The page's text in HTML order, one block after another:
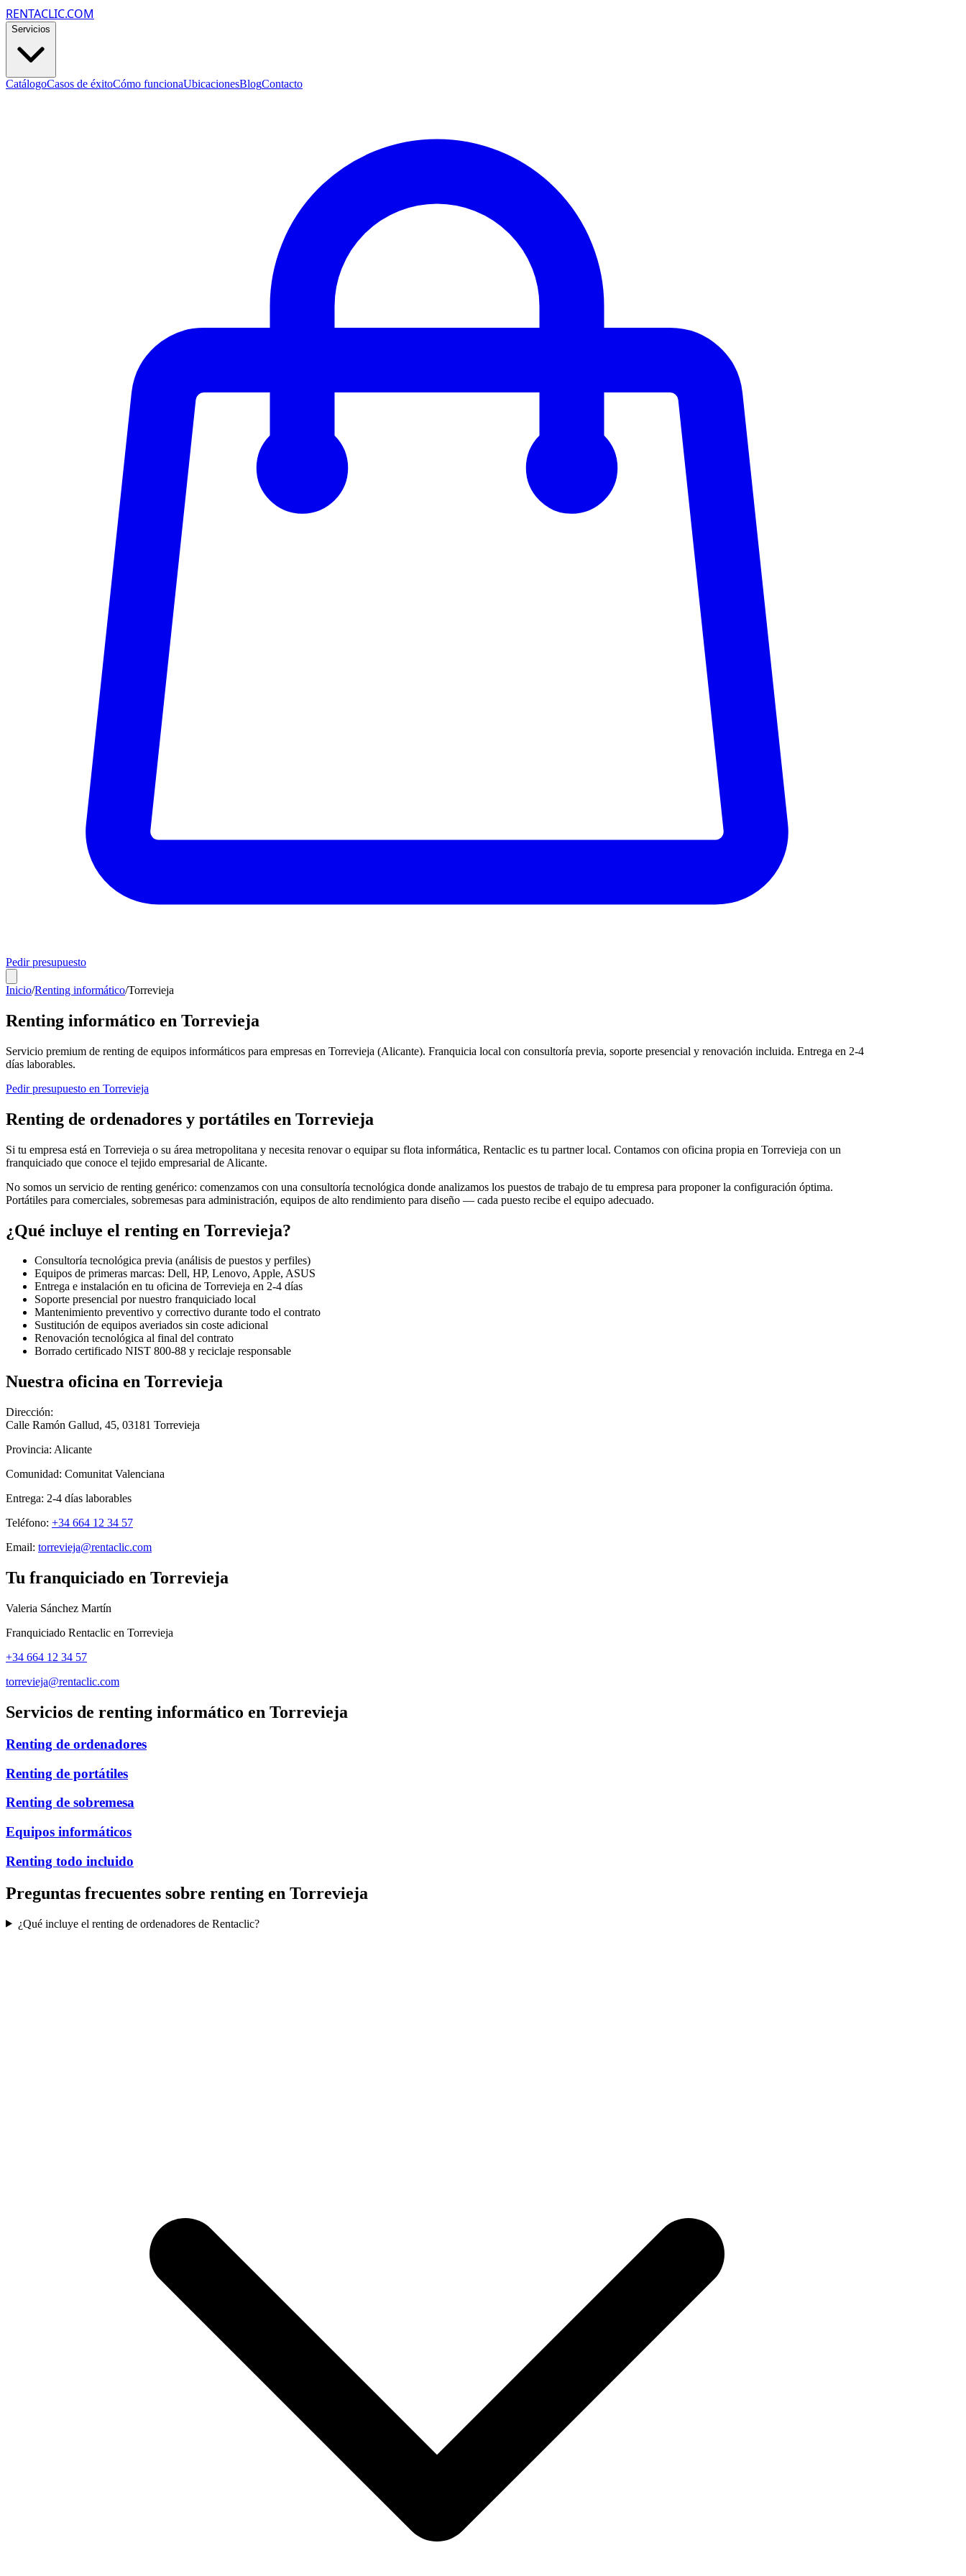
RENTACLIC.COM
Servicios
CatálogoCasos de éxitoCómo funcionaUbicacionesBlogContacto
Pedir presupuesto
Inicio/Renting informático/Torrevieja
Renting informático en Torrevieja
Servicio premium de renting de equipos informáticos para empresas en Torrevieja (Alicante). Franquicia local con consultoría previa, soporte presencial y renovación incluida. Entrega en 2-4
días laborables.
Pedir presupuesto en Torrevieja
Renting de ordenadores y portátiles en Torrevieja
Si tu empresa está en Torrevieja o su área metropolitana y necesita renovar o equipar su flota informática, Rentaclic es tu partner local. Contamos con oficina propia en Torrevieja con un
franquiciado que conoce el tejido empresarial de Alicante.
No somos un servicio de renting genérico: comenzamos con una consultoría tecnológica donde analizamos los puestos de trabajo de tu empresa para proponer la configuración óptima.
Portátiles para comerciales, sobremesas para administración, equipos de alto rendimiento para diseño — cada puesto recibe el equipo adecuado.
¿Qué incluye el renting en Torrevieja?
Consultoría tecnológica previa (análisis de puestos y perfiles)
Equipos de primeras marcas: Dell, HP, Lenovo, Apple, ASUS
Entrega e instalación en tu oficina de Torrevieja en 2-4 días
Soporte presencial por nuestro franquiciado local
Mantenimiento preventivo y correctivo durante todo el contrato
Sustitución de equipos averiados sin coste adicional
Renovación tecnológica al final del contrato
Borrado certificado NIST 800-88 y reciclaje responsable
Nuestra oficina en Torrevieja
Dirección:
Calle Ramón Gallud, 45, 03181 Torrevieja
Provincia: Alicante
Comunidad: Comunitat Valenciana
Entrega: 2-4 días laborables
Teléfono: +34 664 12 34 57
Email: torrevieja@rentaclic.com
Tu franquiciado en Torrevieja
Valeria Sánchez Martín
Franquiciado Rentaclic en Torrevieja
+34 664 12 34 57
torrevieja@rentaclic.com
Servicios de renting informático en Torrevieja
Renting de ordenadores
Renting de portátiles
Renting de sobremesa
Equipos informáticos
Renting todo incluido
Preguntas frecuentes sobre renting en Torrevieja
¿Qué incluye el renting de ordenadores de Rentaclic?